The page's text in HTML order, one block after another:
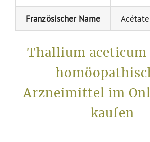
Französischer Name
Thallium aceticum
Arzneimittel im
kaufen